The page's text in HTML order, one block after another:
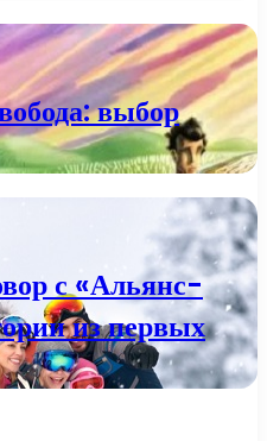
выбор
с «Альянс-
из первых